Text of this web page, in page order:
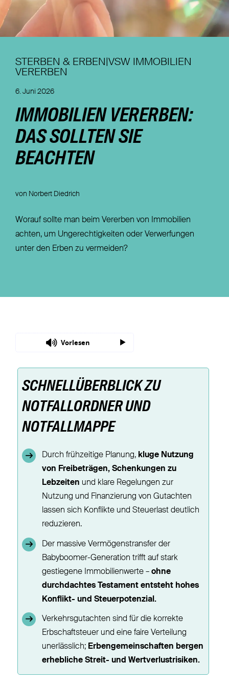
Nachhaltigkeit
STERBEN & ERBEN|VSW IMMOBILIEN
VERERBEN
6. Juni 2026
IMMOBILIEN VERERBEN:
DAS SOLLTEN SIE
BEACHTEN
von Norbert Diedrich
Worauf sollte man beim Vererben von Immobilien
achten, um Ungerechtigkeiten oder Verwerfungen
unter den Erben zu vermeiden?
Vorlesen
SCHNELLÜBERBLICK ZU
NOTFALLORDNER UND
NOTFALLMAPPE
Durch frühzeitige Planung, kluge Nutzung
von Freibeträgen, Schenkungen zu
Lebzeiten und klare Regelungen zur
Nutzung und Finanzierung von Gutachten
lassen sich Konflikte und Steuerlast deutlich
reduzieren.
Der massive Vermögenstransfer der
Babyboomer-Generation trifft auf stark
gestiegene Immobilienwerte – ohne
durchdachtes Testament entsteht hohes
Konflikt- und Steuerpotenzial.
Verkehrsgutachten sind für die korrekte
Erbschaftsteuer und eine faire Verteilung
unerlässlich; Erbengemeinschaften bergen
erhebliche Streit- und Wertverlustrisiken.